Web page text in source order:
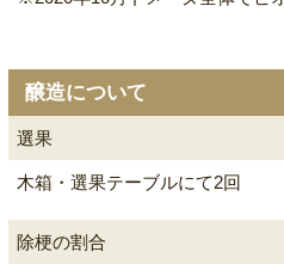
醸造について
選果
木箱・選果テーブルにて2回
除梗の割合